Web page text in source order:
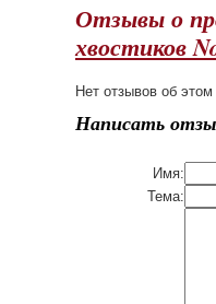
Отзывы о
хвостиков
Нет отзывов об этом
Написать
Имя:
Тема: